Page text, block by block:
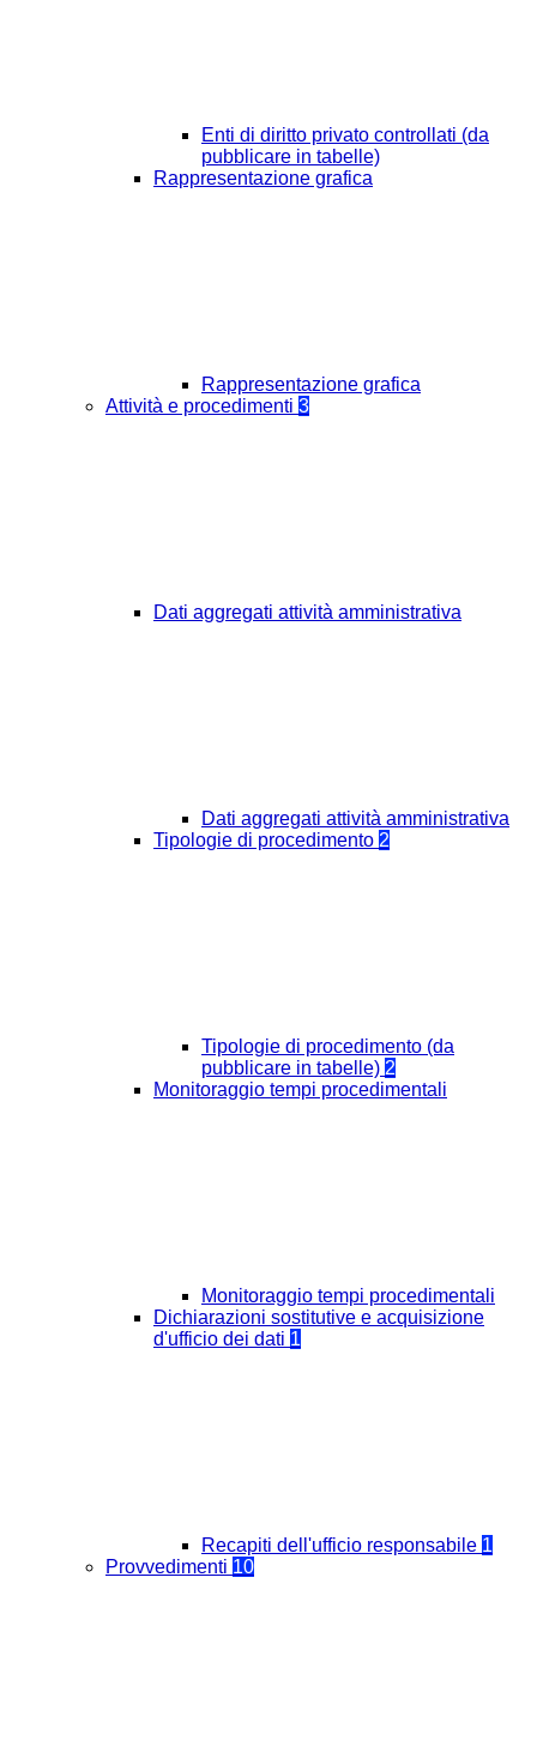
Enti di diritto privato controllati (da
pubblicare in tabelle)
Rappresentazione grafica
Rappresentazione grafica
Attività e procedimenti 3
Dati aggregati attività amministrativa
Dati aggregati attività amministrativa
Tipologie di procedimento 2
Tipologie di procedimento (da
pubblicare in tabelle) 2
Monitoraggio tempi procedimentali
Monitoraggio tempi procedimentali
Dichiarazioni sostitutive e acquisizione
d'ufficio dei dati 1
Recapiti dell'ufficio responsabile 1
Provvedimenti 10